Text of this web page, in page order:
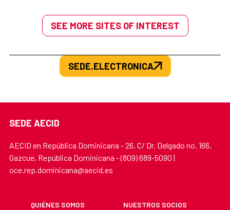
SEE MORE SITES OF INTEREST
SEDE.ELECTRONICA
SEDE AECID
AECID en República Dominicana - 26, C/ Dr. Delgado no. 166,
Gazcue, República Dominicana - (809) 689-5090 |
oce.rep.dominicana@aecid.es
QUIÉNES SOMOS
NUESTROS SOCIOS